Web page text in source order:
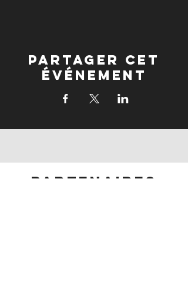
Partager cet
événement
partenaires